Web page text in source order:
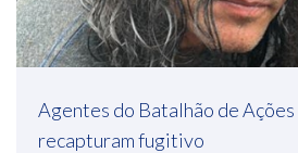
Agentes do Batalhão de Ações
recapturam fugitivo